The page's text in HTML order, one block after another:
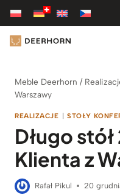
Przejdź
treści
Meble Deerhorn /
Warszawy
REALIZACJE | STOŁY
Długo
Klienta z
Rafał Pikul 20